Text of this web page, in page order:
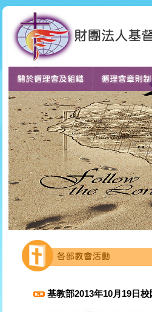
基教部2013年10月19日